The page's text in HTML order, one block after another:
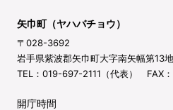
矢巾町（ヤハバチョウ）
〒028-3692
岩手県紫波郡矢巾町大字南矢幅第13
TEL：019-697-2111（代表） FAX
開庁時間